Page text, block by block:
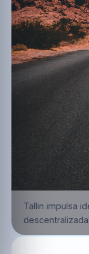
Tallin impulsa